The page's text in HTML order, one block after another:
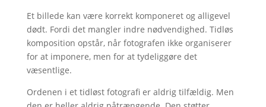
Et billede kan være korrekt komponeret og alligevel
dødt. Fordi det mangler indre nødvendighed. Tidløs
komposition opstår, når fotografen ikke organiserer
for at imponere, men for at tydeliggøre det
væsentlige.
Ordenen i et tidløst fotografi er aldrig tilfældig. Men